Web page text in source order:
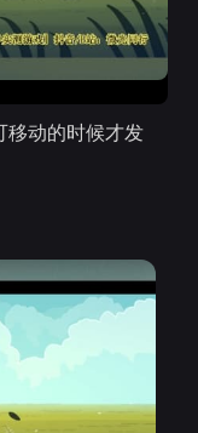
移动的时候才发